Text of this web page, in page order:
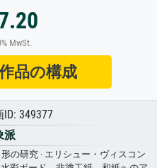
MwSt.
品の構成
349377
派
の研究 · エリシュー・ヴィスコン